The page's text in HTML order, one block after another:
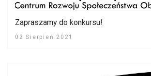
Zapraszamy do konkursu!
02 Sierpień 2021